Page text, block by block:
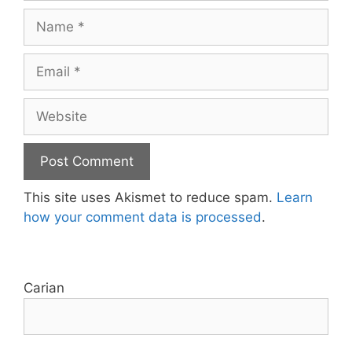
This site uses Akismet to reduce spam. Learn
how your comment data is processed.
Carian